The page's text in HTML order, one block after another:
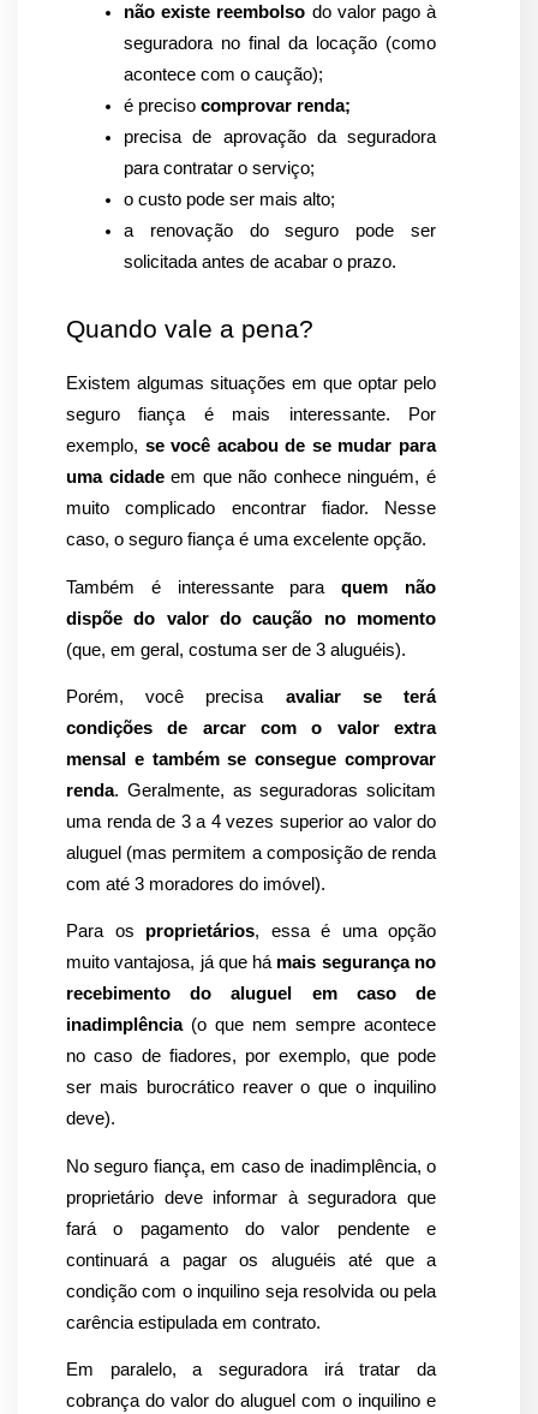
não existe reembolso do valor pago à
seguradora no final da locação (como
acontece com o caução);
é preciso comprovar renda;
precisa de aprovação da seguradora
para contratar o serviço;
o custo pode ser mais alto;
a renovação do seguro pode ser
solicitada antes de acabar o prazo.
Quando vale a pena?
Existem algumas situações em que optar pelo
seguro fiança é mais interessante. Por
exemplo, se você acabou de se mudar para
uma cidade em que não conhece ninguém, é
muito complicado encontrar fiador. Nesse
caso, o seguro fiança é uma excelente opção.
Também é interessante para quem não
dispõe do valor do caução no momento
(que, em geral, costuma ser de 3 aluguéis).
Porém, você precisa avaliar se terá
condições de arcar com o valor extra
mensal e também se consegue comprovar
renda. Geralmente, as seguradoras solicitam
uma renda de 3 a 4 vezes superior ao valor do
aluguel (mas permitem a composição de renda
com até 3 moradores do imóvel).
Para os proprietários, essa é uma opção
muito vantajosa, já que há mais segurança no
recebimento do aluguel em caso de
inadimplência (o que nem sempre acontece
no caso de fiadores, por exemplo, que pode
ser mais burocrático reaver o que o inquilino
deve).
No seguro fiança, em caso de inadimplência, o
proprietário deve informar à seguradora que
fará o pagamento do valor pendente e
continuará a pagar os aluguéis até que a
condição com o inquilino seja resolvida ou pela
carência estipulada em contrato.
Em paralelo, a seguradora irá tratar da
cobrança do valor do aluguel com o inquilino e